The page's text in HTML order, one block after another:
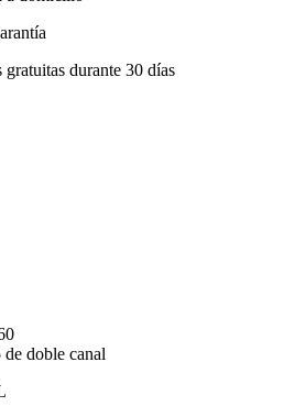
durante 30 días
doble canal